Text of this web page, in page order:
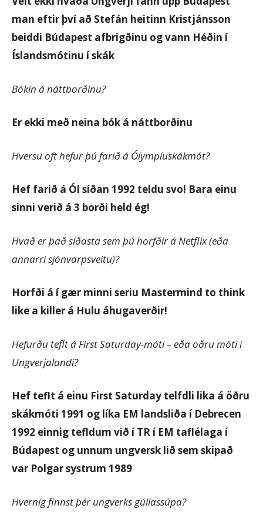
man eftir því að Stefán heitinn Kristjánsson
beiddi Búdapest afbrigðinu og vann Héðin í
Íslandsmótinu í skák
Bókin á náttborðinu?
Er ekki með neina bók á náttborðinu
Hversu oft hefur þú farið á Ólympíuskákmót?
Hef farið á Ól síðan 1992 teldu svo! Bara einu
sinni verið á 3 borði held ég!
Hvað er það síðasta sem þú horfðir á Netflix (eða
annarri sjónvarpsveitu)?
Horfði á í gær minni seriu Mastermind to think
like a killer á Hulu áhugaverðir!
Hefurðu teflt á First Saturday-móti – eða öðru móti í
Ungverjalandi?
Hef teflt á einu First Saturday telfdli lika á öðru
skákmóti 1991 og líka EM landsliða í Debrecen
1992 einnig tefldum við í TR í EM taflélaga í
Búdapest og unnum ungversk lið sem skipað
var Polgar systrum 1989
Hvernig finnst þér ungverks gúllassúpa?